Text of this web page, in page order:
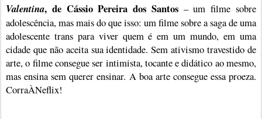
Valentina, de Cássio Pereira dos Santos– um filme sobre
adolescência, mas mais do que isso: um filme sobre a saga de uma
adolescente trans para viver quem é em um mundo, em uma
cidade que não aceita sua identidade. Sem ativismo travestido de
arte, o filme consegue ser intimista, tocante e didático ao mesmo,
mas ensina sem querer ensinar. A boa arte consegue essa proeza.
CorraÀNeflix!